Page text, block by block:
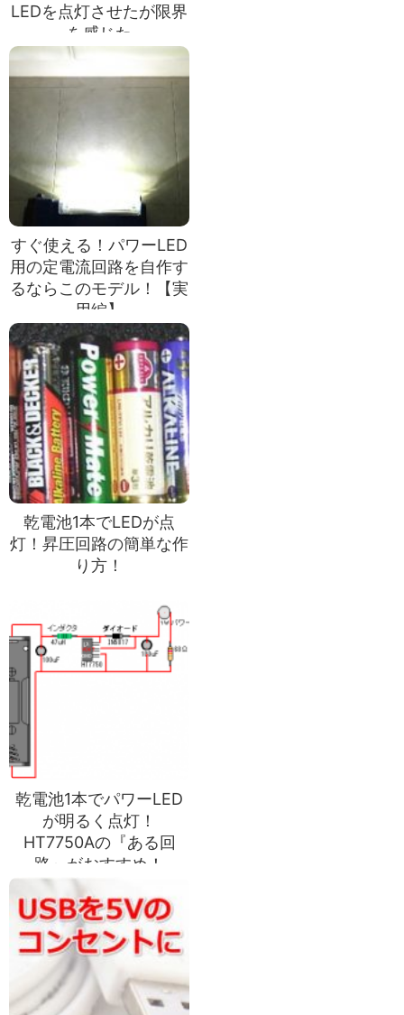
LEDを点灯させたが限界
を感じた
すぐ使える！パワーLED
用の定電流回路を自作す
るならこのモデル！【実
用編】
乾電池1本でLEDが点
灯！昇圧回路の簡単な作
り方！
乾電池1本でパワーLED
が明るく点灯！
HT7750Aの『ある回
路』がおすすめ！